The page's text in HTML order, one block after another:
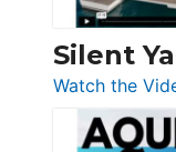
Silent
Watch the